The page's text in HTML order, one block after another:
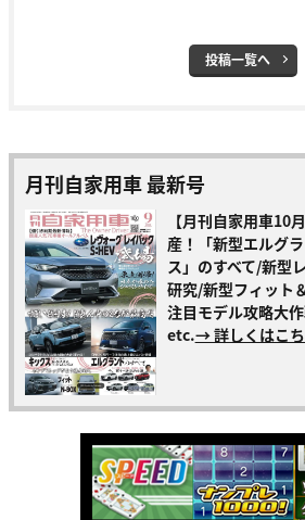
投稿一覧へ
月刊自家用車 最新号
【月刊自家用車10
産！「新型エルグ
ス」のすべて/新型
研究/新型フィット
注目モデル攻略大
etc.→ 詳しくはこ